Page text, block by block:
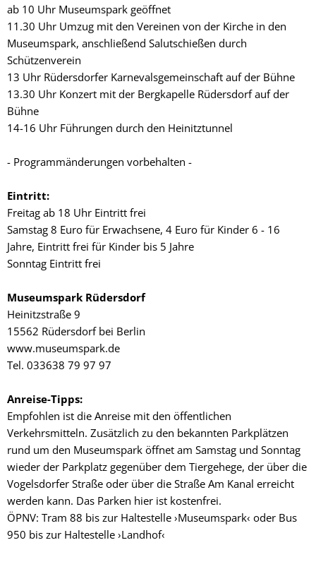
ab 10 Uhr Museumspark geöffnet
11.30 Uhr Umzug mit den Vereinen von der Kirche in den
Museumspark, anschließend Salutschießen durch
Schützenverein
13 Uhr Rüdersdorfer Karnevalsgemeinschaft auf der Bühne
13.30 Uhr Konzert mit der Bergkapelle Rüdersdorf auf der
Bühne
14-16 Uhr Führungen durch den Heinitztunnel
- Programmänderungen vorbehalten -
Eintritt:
Freitag ab 18 Uhr Eintritt frei
Samstag 8 Euro für Erwachsene, 4 Euro für Kinder 6 - 16
Jahre, Eintritt frei für Kinder bis 5 Jahre
Sonntag Eintritt frei
Museumspark Rüdersdorf
Heinitzstraße 9
15562 Rüdersdorf bei Berlin
www.museumspark.de
Tel. 033638 79 97 97
Anreise-Tipps:
Empfohlen ist die Anreise mit den öffentlichen
Verkehrsmitteln. Zusätzlich zu den bekannten Parkplätzen
rund um den Museumspark öffnet am Samstag und Sonntag
wieder der Parkplatz gegenüber dem Tiergehege, der über die
Vogelsdorfer Straße oder über die Straße Am Kanal erreicht
werden kann. Das Parken hier ist kostenfrei.
ÖPNV: Tram 88 bis zur Haltestelle ›Museumspark‹ oder Bus
950 bis zur Haltestelle ›Landhof‹